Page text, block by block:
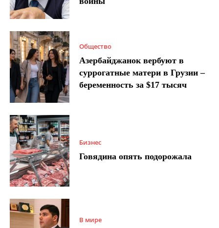
Общество
Азербайджанок вербуют в
суррогатные матери в Грузии –
беременность за $17 тысяч
Бизнес
Говядина опять подорожала
В мире